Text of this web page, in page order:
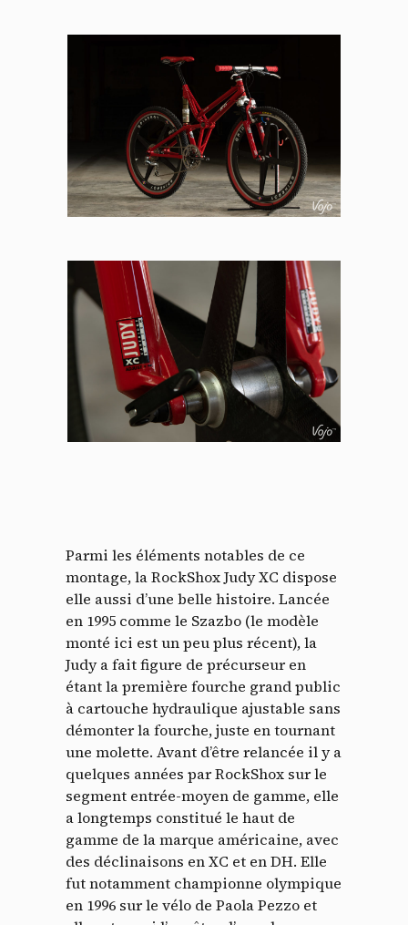
Parmi les éléments notables de ce
montage, la RockShox Judy XC dispose
elle aussi d’une belle histoire. Lancée
en 1995 comme le Szazbo (le modèle
monté ici est un peu plus récent), la
Judy a fait figure de précurseur en
étant la première fourche grand public
à cartouche hydraulique ajustable sans
démonter la fourche, juste en tournant
une molette. Avant d’être relancée il y a
quelques années par RockShox sur le
segment entrée-moyen de gamme, elle
a longtemps constitué le haut de
gamme de la marque américaine, avec
des déclinaisons en XC et en DH. Elle
fut notamment championne olympique
en 1996 sur le vélo de Paola Pezzo et
Panneau de gestion des
cookies
En autorisant ces services tiers, vous acceptez le dépôt et la
lecture de cookies et l'utilisation de technologies de suivi
nécessaires à leur bon fonctionnement.
Politique de confidentialité